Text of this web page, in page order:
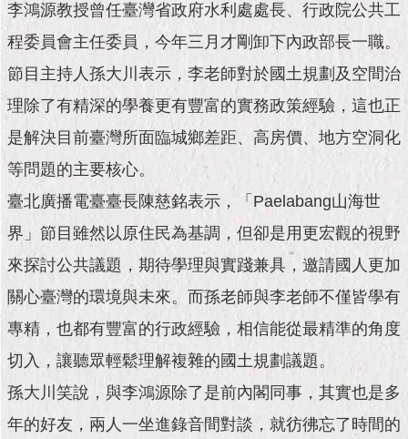
臺
活
動
主
題
與
互
動
活
動
主
題
回
李鴻源教授曾任臺灣省政府水利處處長、行政院公共工
程委員會主任委員，今年三月才剛卸下內政部長一職。
節目主持人孫大川表示，李老師對於國土規劃及空間治
理除了有精深的學養更有豐富的實務政策經驗，這也正
是解決目前臺灣所面臨城鄉差距、高房價、地方空洞化
等問題的主要核心。
臺北廣播電臺臺長陳慈銘表示，「Paelabang山海世
界」節目雖然以原住民為基調，但卻是用更宏觀的視野
來探討公共議題，期待學理與實踐兼具，邀請國人更加
關心臺灣的環境與未來。而孫老師與李老師不僅皆學有
專精，也都有豐富的行政經驗，相信能從最精準的角度
切入，讓聽眾輕鬆理解複雜的國土規劃議題。
孫大川笑說，與李鴻源除了是前內閣同事，其實也是多
年的好友，兩人一坐進錄音間對談，就彷彿忘了時間的